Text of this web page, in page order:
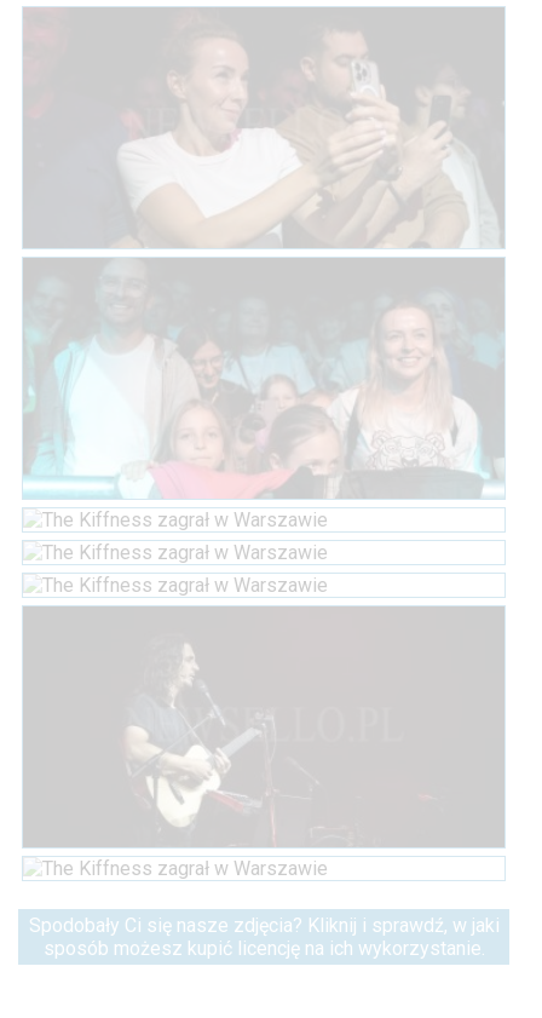
Spodobały Ci się nasze zdjęcia? Kliknij i sprawdź, w jaki
sposób możesz kupić licencję na ich wykorzystanie.